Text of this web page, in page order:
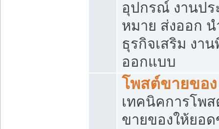
อุปกรณ์ งานป
หมาย ส่งออก น
ธุรกิจเสริม งา
ออกแบบ
โพสต์ขายของ
เทคนิคการโพ
ขายของให้ยอ